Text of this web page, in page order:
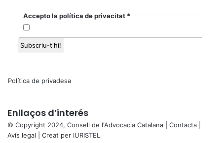
Accepto la política de privacitat *
Política de privadesa
Enllaços d’interés
© Copyright 2024, Consell de l'Advocacia Catalana | Contacta
Avís legal | Creat per IURISTEL